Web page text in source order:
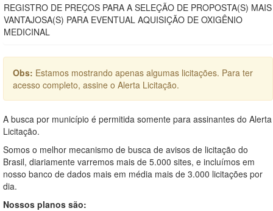
REGISTRO DE PREÇOS PARA A SELEÇÃO DE PROPOSTA(S) MAIS
VANTAJOSA(S) PARA EVENTUAL AQUISIÇÃO DE OXIGÊNIO
MEDICINAL
Obs: Estamos mostrando apenas algumas licitações. Para ter
acesso completo, assine o Alerta Licitação.
A busca por município é permitida somente para assinantes do Alerta
Licitação.
Somos o melhor mecanismo de busca de avisos de licitação do
Brasil, diariamente varremos mais de 5.000 sites, e incluímos em
nosso banco de dados mais em média mais de 3.000 licitações por
dia.
Nossos planos são: